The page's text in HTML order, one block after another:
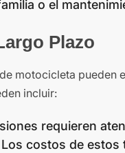
o el
Plazo
motocicleta pueden
incluir:
requieren
costos de